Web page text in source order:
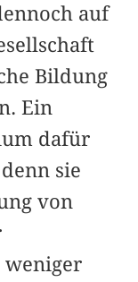
auf
Bildung
Ein
dafür
sie
von
weniger